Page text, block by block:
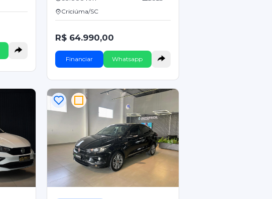
Criciúma/SC
R$ 64.990,00
Financiar Whatsapp